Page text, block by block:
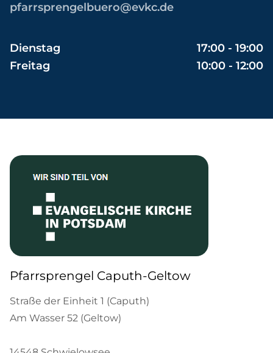
pfarrsprengelbuero@evkc.de
Dienstag
17:00 - 19:00
Freitag
10:00 - 12:00
Pfarrsprengel Caputh-Geltow
Straße der Einheit 1 (Caputh)
Am Wasser 52 (Geltow)